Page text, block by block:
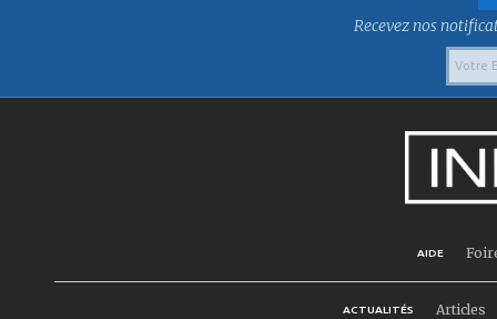
Recevez nos
AIDE
ACTUALITÉS Articles